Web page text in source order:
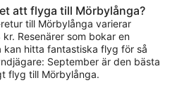
att flyga till Mörbylånga?
till Mörbylånga varierar
Resenärer som bokar en
hitta fantastiska flyg för så
September är den bästa
flyg till Mörbylånga.